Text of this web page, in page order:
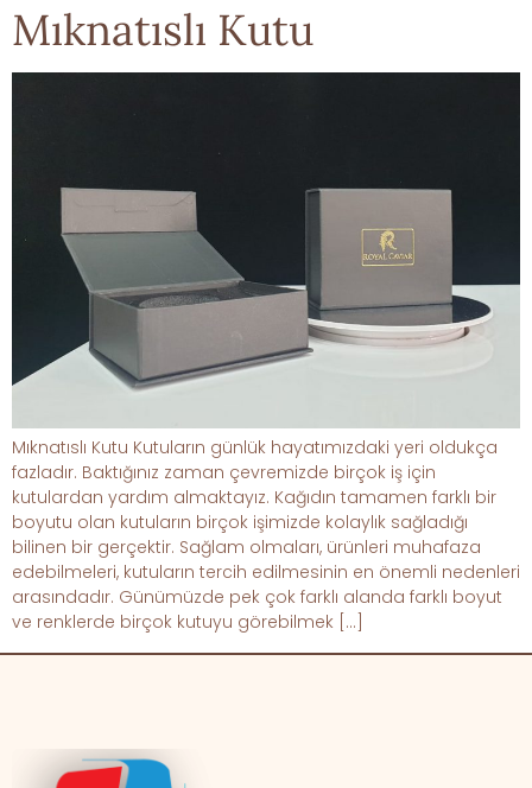
Mıknatıslı Kutu
Mıknatıslı Kutu Kutuların günlük hayatımızdaki yeri oldukça
fazladır. Baktığınız zaman çevremizde birçok iş için
kutulardan yardım almaktayız. Kağıdın tamamen farklı bir
boyutu olan kutuların birçok işimizde kolaylık sağladığı
bilinen bir gerçektir. Sağlam olmaları, ürünleri muhafaza
edebilmeleri, kutuların tercih edilmesinin en önemli nedenleri
arasındadır. Günümüzde pek çok farklı alanda farklı boyut
ve renklerde birçok kutuyu görebilmek […]